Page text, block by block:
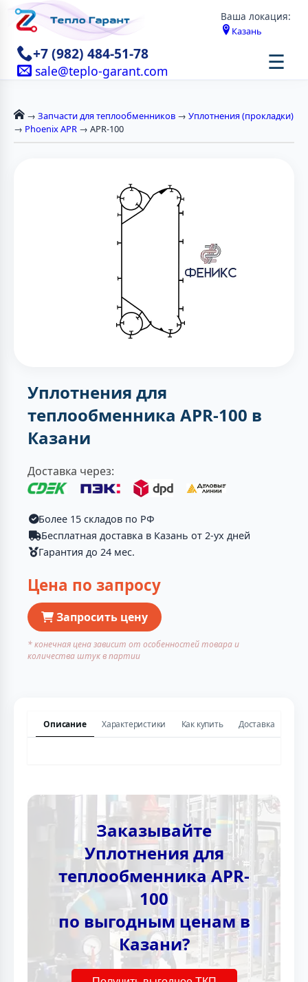
Ваша локация:
Казань
+7 (982) 484-51-78
sale@teplo-garant.com ☰
→ Запчасти для теплообменников → Уплотнения (прокладки)
→ Phoenix APR → APR-100
Уплотнения для
теплообменника APR-100 в
Казани
Доставка через:
Более 15 складов по РФ
Бесплатная доставка в Казань от 2-ух дней
Гарантия до 24 мес.
Цена по запросу
Запросить цену
* конечная цена зависит от особенностей товара и
количества штук в партии
Описание Характеристики Как купить Доставка
Заказывайте
Уплотнения для
теплообменника APR-
100
по выгодным ценам в
Казани?